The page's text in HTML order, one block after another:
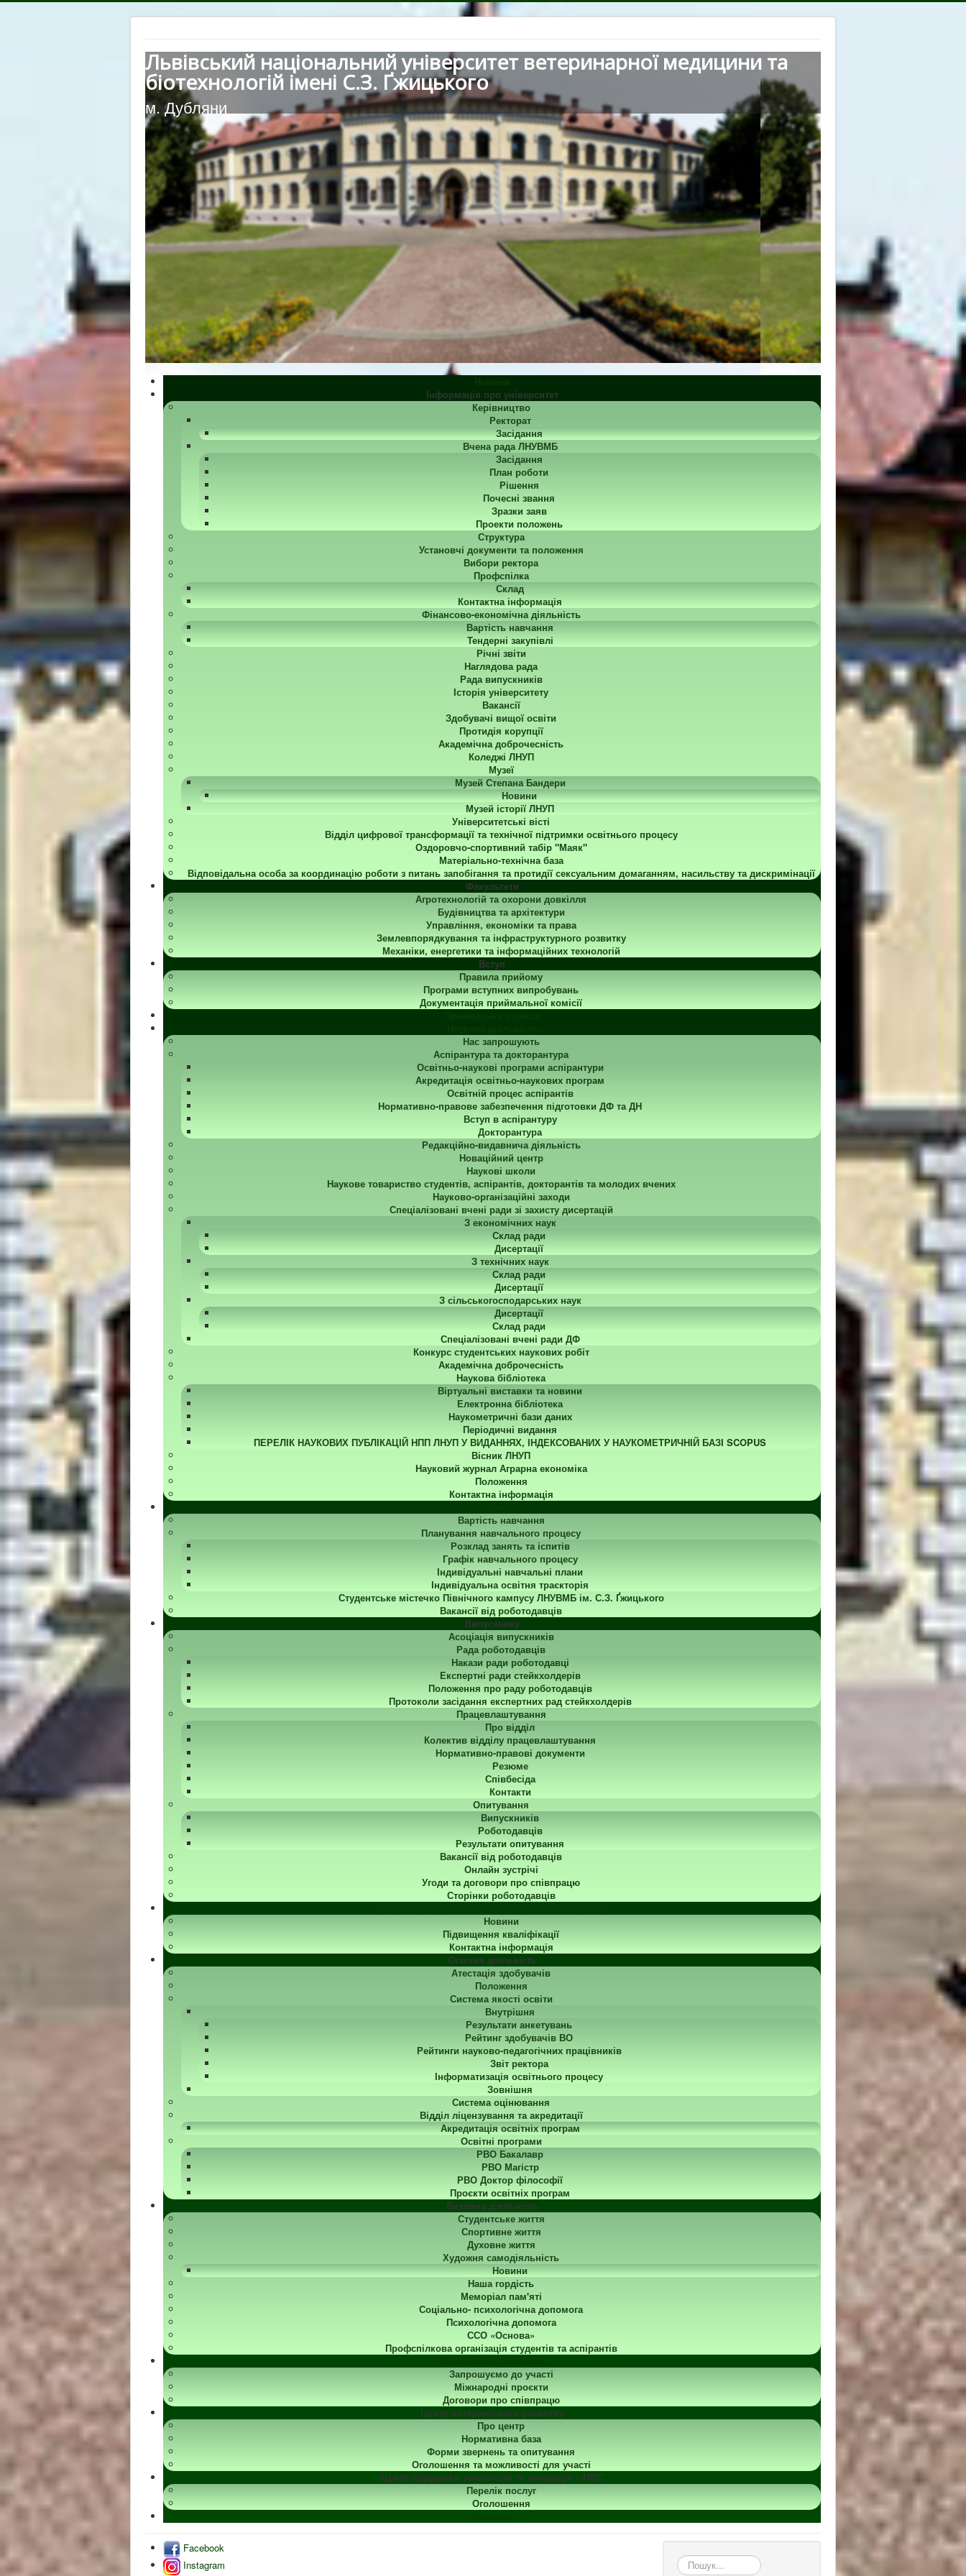
Львівський національний університет ветеринарної медицини та
біотехнологій імені С.З. Ґжицького
м. Дубляни
Інформація про університет
Керівництво
Ректорат
Засідання
Вчена рада ЛНУВМБ
Засідання
План роботи
Рішення
Почесні звання
Зразки заяв
Проекти положень
Структура
Установчі документи та положення
Вибори ректора
Профспілка
Склад
Контактна інформація
Фінансово-економічна діяльність
Вартість навчання
Тендерні закупівлі
Річні звіти
Наглядова рада
Рада випускників
Історія університету
Вакансії
Здобувачі вищої освіти
Протидія корупції
Академічна доброчесність
Коледжі ЛНУП
Музеї
Музей Степана Бандери
Новини
Музей історії ЛНУП
Університетські вісті
Відділ цифрової трансформації та технічної підтримки освітнього процесу
Оздоровчо-спортивний табір "Маяк"
Матеріально-технічна база
Відповідальна особа за координацію роботи з питань запобігання та протидії сексуальним домаганням, насильству та дискримінації
Факультети
Агротехнологій та охорони довкілля
Будівництва та архітектури
Управління, економіки та права
Землевпорядкування та інфраструктурного розвитку
Механіки, енергетики та інформаційних технологій
Вступ
Правила прийому
Програми вступних випробувань
Документація приймальної комісії
Нас запрошують
Аспірантура та докторантура
Освітньо-наукові програми аспірантури
Акредитація освітньо-наукових програм
Освітній процес аспірантів
Нормативно-правове забезпечення підготовки ДФ та ДН
Вступ в аспірантуру
Докторантура
Редакційно-видавнича діяльність
Новаційний центр
Наукові школи
Наукове товариство студентів, аспірантів, докторантів та молодих вчених
Науково-організаційні заходи
Спеціалізовані вчені ради зі захисту дисертацій
З економічних наук
Склад ради
Дисертації
З технічних наук
Склад ради
Дисертації
З сільськогосподарських наук
Дисертації
Склад ради
Спеціалізовані вчені ради ДФ
Конкурс студентських наукових робіт
Академічна доброчесність
Наукова бібліотека
Віртуальні виставки та новини
Електронна бібліотека
Наукометричні бази даних
Періодичні видання
ПЕРЕЛІК НАУКОВИХ ПУБЛІКАЦІЙ НПП ЛНУП У ВИДАННЯХ, ІНДЕКСОВАНИХ У НАУКОМЕТРИЧНІЙ БАЗІ SCOPUS
Вісник ЛНУП
Науковий журнал Аграрна економіка
Положення
Контактна інформація
Вартість навчання
Планування навчального процесу
Розклад занять та іспитів
Графік навчального процесу
Індивідуальні навчальні плани
Індивідуальна освітня траєкторія
Студентське містечко Північного кампусу ЛНУВМБ ім. С.З. Ґжицького
Вакансії від роботодавців
Випускнику
Асоціація випускників
Рада роботодавців
Накази ради роботодавці
Експертні ради стейкхолдерів
Положення про раду роботодавців
Протоколи засідання експертних рад стейкхолдерів
Працевлаштування
Про відділ
Колектив відділу працевлаштування
Нормативно-правові документи
Резюме
Співбесіда
Контакти
Опитування
Випускників
Роботодавців
Результати опитування
Вакансії від роботодавців
Онлайн зустрічі
Угоди та договори про співпрацю
Сторінки роботодавців
Новини
Підвищення кваліфікації
Контактна інформація
Освітня діяльність
Атестація здобувачів
Положення
Система якості освіти
Внутрішня
Результати анкетувань
Рейтинг здобувачів ВО
Рейтинги науково-педагогічних працівників
Звіт ректора
Інформатизація освітнього процесу
Зовнішня
Система оцінювання
Відділ ліцензування та акредитації
Акредитація освітніх програм
Освітні програми
РВО Бакалавр
РВО Магістр
РВО Доктор філософії
Проєкти освітніх програм
Виховна діяльність
Студентське життя
Спортивне життя
Духовне життя
Художня самодіяльність
Новини
Наша гордість
Меморіал пам'яті
Соціально- психологічна допомога
Психологічна допомога
ССО «Основа»
Профспілкова організація студентів та аспірантів
Запрошуємо до участі
Міжнародні проєкти
Договори про співпрацю
Центр ветеранського розвитку
Про центр
Нормативна база
Форми звернень та опитування
Оголошення та можливості для участі
Центр підтримки технологій та інновацій - TISC
Перелік послуг
Оголошення
Facebook
Instagram
пошук